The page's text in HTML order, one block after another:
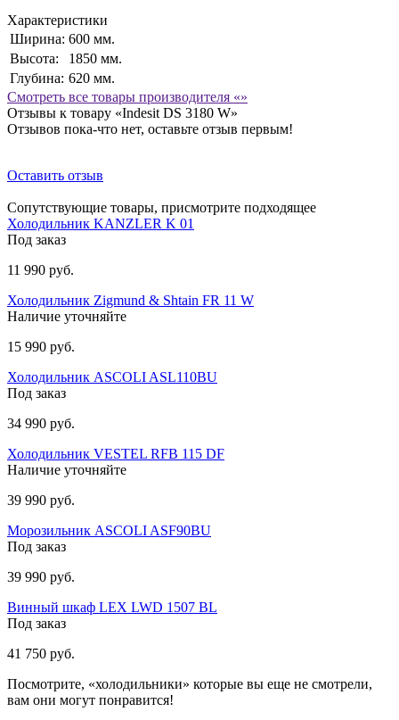
Характеристики
Ширина: 600 мм.
Высота:
1850 мм.
Глубина: 620 мм.
Смотреть все товары производителя «»
Отзывы к товару «Indesit DS 3180 W»
Отзывов пока-что нет, оставьте отзыв первым!
Оставить отзыв
Сопутствующие товары, присмотрите подходящее
Холодильник KANZLER K 01
Под заказ
11 990 руб.
Холодильник Zigmund & Shtain FR 11 W
Наличие уточняйте
15 990 руб.
Холодильник ASCOLI ASL110BU
Под заказ
34 990 руб.
Холодильник VESTEL RFB 115 DF
Наличие уточняйте
39 990 руб.
Морозильник ASCOLI ASF90BU
Под заказ
39 990 руб.
Винный шкаф LEX LWD 1507 BL
Под заказ
41 750 руб.
Посмотрите, «холодильники» которые вы еще не смотрели,
вам они могут понравится!